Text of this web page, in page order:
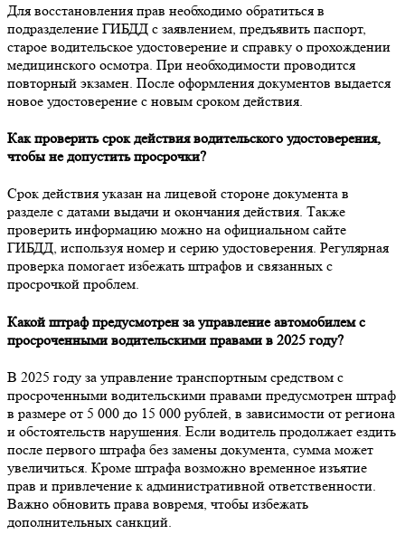
Для восстановления прав необходимо обратиться в
подразделение ГИБДД с заявлением, предъявить паспорт,
старое водительское удостоверение и справку о прохождении
медицинского осмотра. При необходимости проводится
повторный экзамен. После оформления документов выдается
новое удостоверение с новым сроком действия.
Как проверить срок действия водительского удостоверения,
чтобы не допустить просрочки?
Срок действия указан на лицевой стороне документа в
разделе с датами выдачи и окончания действия. Также
проверить информацию можно на официальном сайте
ГИБДД, используя номер и серию удостоверения. Регулярная
проверка помогает избежать штрафов и связанных с
просрочкой проблем.
Какой штраф предусмотрен за управление автомобилем с
просроченными водительскими правами в 2025 году?
В 2025 году за управление транспортным средством с
просроченными водительскими правами предусмотрен штраф
в размере от 5 000 до 15 000 рублей, в зависимости от региона
и обстоятельств нарушения. Если водитель продолжает ездить
после первого штрафа без замены документа, сумма может
увеличиться. Кроме штрафа возможно временное изъятие
прав и привлечение к административной ответственности.
Важно обновить права вовремя, чтобы избежать
дополнительных санкций.